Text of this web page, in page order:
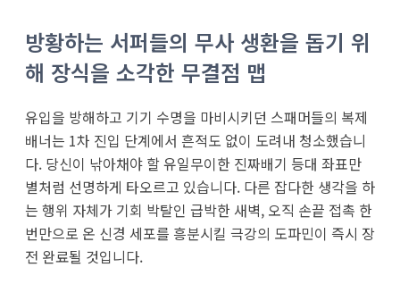
방황하는 서퍼들의 무사 생환을 돕기 위
해 장식을 소각한 무결점 맵
유입을 방해하고 기기 수명을 마비시키던 스패머들의 복제
배너는 1차 진입 단계에서 흔적도 없이 도려내 청소했습니
다. 당신이 낚아채야 할 유일무이한 진짜배기 등대 좌표만
별처럼 선명하게 타오르고 있습니다. 다른 잡다한 생각을 하
는 행위 자체가 기회 박탈인 급박한 새벽, 오직 손끝 접촉 한
번만으로 온 신경 세포를 흥분시킬 극강의 도파민이 즉시 장
전 완료될 것입니다.